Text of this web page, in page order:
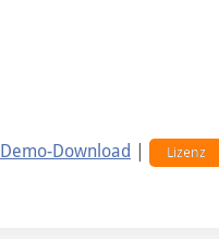
Demo-Download Lizenz